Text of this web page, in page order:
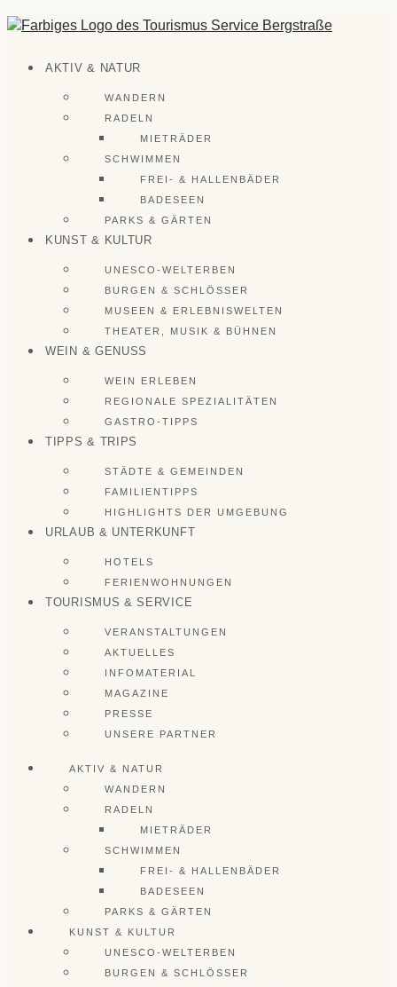
Zum
Inhalt
AKTIV & NATUR
WANDERN
RADELN
MIETRÄDER
SCHWIMMEN
FREI- & HALLENBÄDER
BADESEEN
PARKS & GÄRTEN
KUNST & KULTUR
UNESCO-WELTERBEN
BURGEN & SCHLÖSSER
MUSEEN & ERLEBNISWELTEN
THEATER, MUSIK & BÜHNEN
WEIN & GENUSS
WEIN ERLEBEN
REGIONALE SPEZIALITÄTEN
GASTRO-TIPPS
TIPPS & TRIPS
STÄDTE & GEMEINDEN
FAMILIENTIPPS
HIGHLIGHTS DER UMGEBUNG
URLAUB & UNTERKUNFT
HOTELS
FERIENWOHNUNGEN
TOURISMUS & SERVICE
VERANSTALTUNGEN
AKTUELLES
INFOMATERIAL
MAGAZINE
PRESSE
UNSERE PARTNER
AKTIV & NATUR
WANDERN
RADELN
MIETRÄDER
SCHWIMMEN
FREI- & HALLENBÄDER
BADESEEN
PARKS & GÄRTEN
KUNST & KULTUR
UNESCO-WELTERBEN
BURGEN & SCHLÖSSER